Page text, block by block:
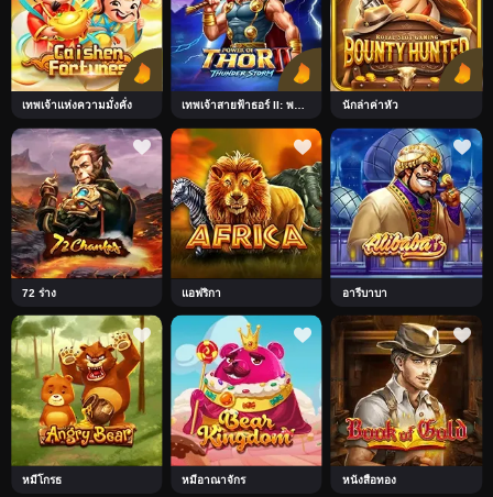
เทพเจ้าแห่งความมั่งคั่ง เทพเจ้าสายฟ้าธอร์ II: พายุสายฟ้า นักล่าค่าหัว
72 ร่าง แอฟริกา อารีบาบา
หมีโกรธ หมีอาณาจักร หนังสือทอง